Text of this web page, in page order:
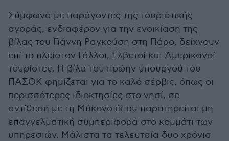
Σύμφωνα με παράγοντες της τουριστικής
αγοράς, ενδιαφέρον για την ενοικίαση της
βίλας του Γιάννη Ραγκούση στη Πάρο, δείχνουν
επί το πλείστον Γάλλοι, Ελβετοί και Αμερικανοί
τουρίστες. Η βίλα του πρώην υπουργού του
ΠΑΣΟΚ φημίζεται για το καλό σέρβις, όπως οι
περισσότερες ιδιοκτησίες στο νησί, σε
αντίθεση με τη Μύκονο όπου παρατηρείται μη
επαγγελματική συμπεριφορά στο κομμάτι των
υπηρεσιών. Μάλιστα τα τελευταία δυο χρόνια